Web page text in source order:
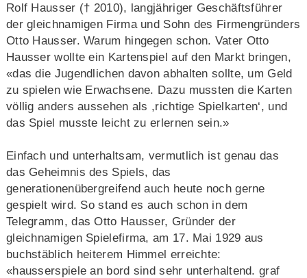
Rolf Hausser († 2010), langjähriger Geschäftsführer
der gleichnamigen Firma und Sohn des Firmengründers
Otto Hausser. Warum hingegen schon. Vater Otto
Hausser wollte ein Kartenspiel auf den Markt bringen,
«das die Jugendlichen davon abhalten sollte, um Geld
zu spielen wie Erwachsene. Dazu mussten die Karten
völlig anders aussehen als ,richtige Spielkarten‘, und
das Spiel musste leicht zu erlernen sein.»
Einfach und unterhaltsam, vermutlich ist genau das
das Geheimnis des Spiels, das
generationenübergreifend auch heute noch gerne
gespielt wird. So stand es auch schon in dem
Telegramm, das Otto Hausser, Gründer der
gleichnamigen Spielefirma, am 17. Mai 1929 aus
buchstäblich heiterem Himmel erreichte:
«hausserspiele an bord sind sehr unterhaltend. graf